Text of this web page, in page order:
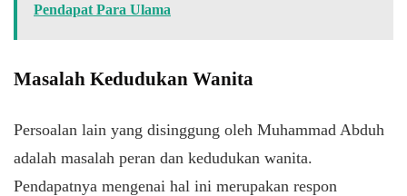
Pendapat Para Ulama
Masalah Kedudukan Wanita
Persoalan lain yang disinggung oleh Muhammad Abduh
adalah masalah peran dan kedudukan wanita.
Pendapatnya mengenai hal ini merupakan respon